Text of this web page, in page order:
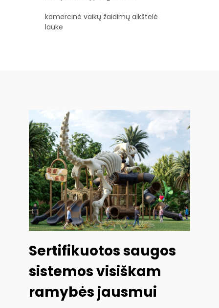
komercinė vaikų žaidimų aikštelė
lauke
Sertifikuotos saugos
sistemos visiškam
ramybės jausmui